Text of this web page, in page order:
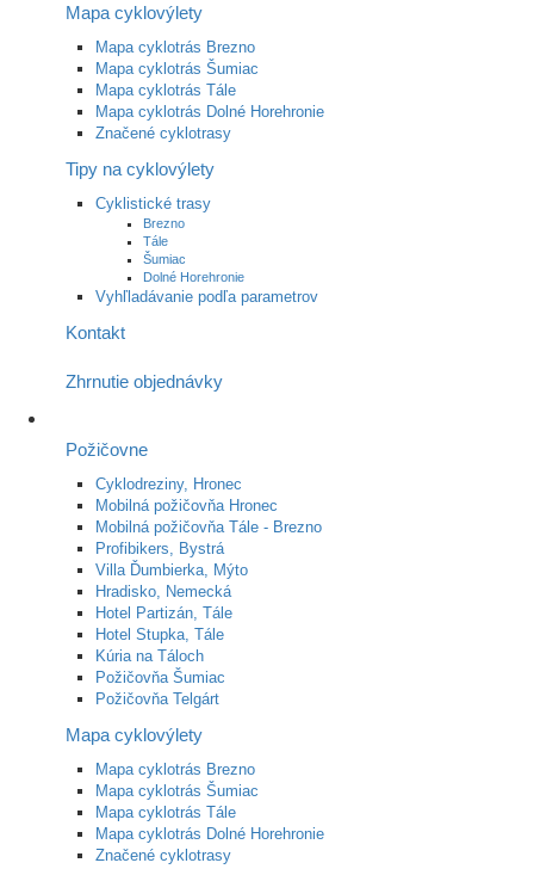
Mapa cyklovýlety
Mapa cyklotrás Brezno
Mapa cyklotrás Šumiac
Mapa cyklotrás Tále
Mapa cyklotrás Dolné Horehronie
Značené cyklotrasy
Tipy na cyklovýlety
Cyklistické trasy
Brezno
Tále
Šumiac
Dolné Horehronie
Vyhľladávanie podľa parametrov
Kontakt
Zhrnutie objednávky
Požičovne
Cyklodreziny, Hronec
Mobilná požičovňa Hronec
Mobilná požičovňa Tále - Brezno
Profibikers, Bystrá
Villa Ďumbierka, Mýto
Hradisko, Nemecká
Hotel Partizán, Tále
Hotel Stupka, Tále
Kúria na Táloch
Požičovňa Šumiac
Požičovňa Telgárt
Mapa cyklovýlety
Mapa cyklotrás Brezno
Mapa cyklotrás Šumiac
Mapa cyklotrás Tále
Mapa cyklotrás Dolné Horehronie
Značené cyklotrasy